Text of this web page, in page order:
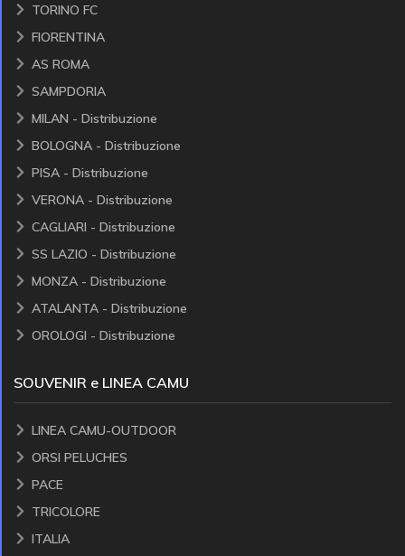
TORINO FC
FIORENTINA
AS ROMA
SAMPDORIA
MILAN - Distribuzione
BOLOGNA - Distribuzione
PISA - Distribuzione
VERONA - Distribuzione
CAGLIARI - Distribuzione
SS LAZIO - Distribuzione
MONZA - Distribuzione
ATALANTA - Distribuzione
OROLOGI - Distribuzione
SOUVENIR e LINEA CAMU
LINEA CAMU-OUTDOOR
ORSI PELUCHES
PACE
TRICOLORE
ITALIA